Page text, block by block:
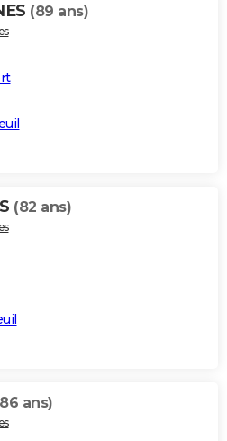
(89 ans)
(82 ans)
ans)